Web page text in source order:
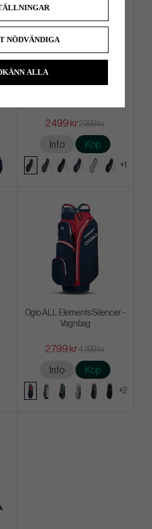
Titleist Players S4 - Bärbag
2 499 kr2 999 kr
Info Köp
+1
Ogio ALL Elements Silencer -
Vagnbag
2 799 kr4 299 kr
Info Köp
+2
NÖDVÄNDIGA
ALLA